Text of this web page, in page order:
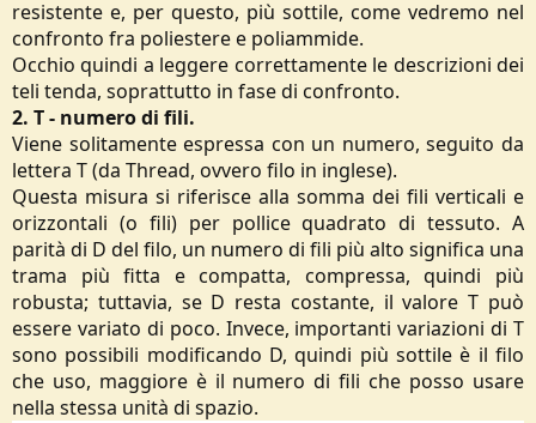
resistente e, per questo, più sottile, come vedremo nel
confronto fra poliestere e poliammide.
Occhio quindi a leggere correttamente le descrizioni dei
teli tenda, soprattutto in fase di confronto.
2. T - numero di fili.
Viene solitamente espressa con un numero, seguito da
lettera T (da Thread, ovvero filo in inglese).
Questa misura si riferisce alla somma dei fili verticali e
orizzontali (o fili) per pollice quadrato di tessuto. A
parità di D del filo, un numero di fili più alto significa una
trama più fitta e compatta, compressa, quindi più
robusta; tuttavia, se D resta costante, il valore T può
essere variato di poco. Invece, importanti variazioni di T
sono possibili modificando D, quindi più sottile è il filo
che uso, maggiore è il numero di fili che posso usare
nella stessa unità di spazio.